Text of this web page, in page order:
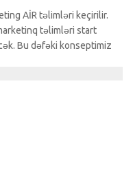
AİR təlimləri keçirilir.
təlimləri start
Bu dəfəki konseptimiz